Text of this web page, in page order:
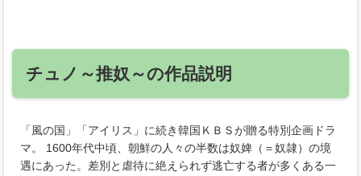
チュノ～推奴～の作品説明
「風の国」「アイリス」に続き韓国ＫＢＳが贈る特別企画ドラ
マ。 1600年代中頃、朝鮮の人々の半数は奴婢（＝奴隷）の境
遇にあった。差別と虐待に絶えられず逃亡する者が多くある一